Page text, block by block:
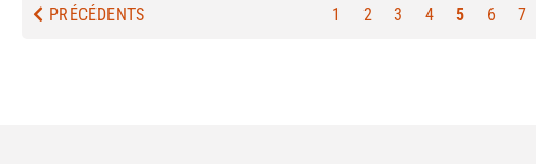
PRÉCÉDENTS 1 2 3 4 5 6 7